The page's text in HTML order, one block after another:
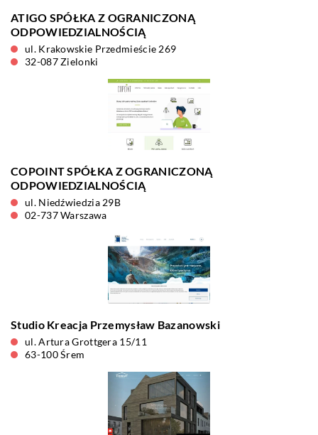
ATIGO SPÓŁKA Z OGRANICZONĄ
ODPOWIEDZIALNOŚCIĄ
ul. Krakowskie Przedmieście 269
32-087 Zielonki
COPOINT SPÓŁKA Z OGRANICZONĄ
ODPOWIEDZIALNOŚCIĄ
ul. Niedźwiedzia 29B
02-737 Warszawa
Studio Kreacja Przemysław Bazanowski
ul. Artura Grottgera 15/11
63-100 Śrem